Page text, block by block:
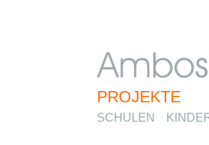
PROJEKTE
SCHULEN